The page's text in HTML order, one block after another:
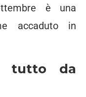
è una
accaduto in
tutto da